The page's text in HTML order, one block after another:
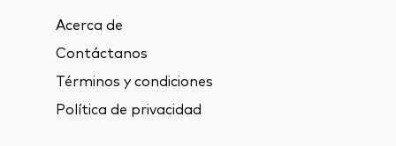
Acerca de
Contáctanos
Términos y condiciones
Política de privacidad